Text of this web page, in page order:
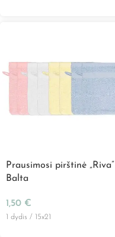
Prausimosi pirštinė „Riva”
Balta
1,50 €
1 dydis / 15x21